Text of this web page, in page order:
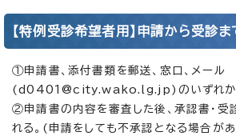
【特例受診希望者用】申請から受診
①申請書、添付書類を郵送、窓口、メール
(d0401@city.wako.lg.jp)のいずれか
②申請書の内容を審査した後、承認書・受
れる。(申請をしても不承認となる場合が